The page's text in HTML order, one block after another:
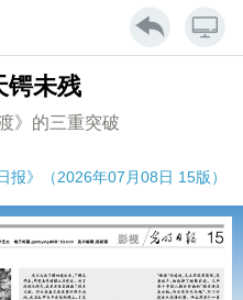
锷未残
》的三重突破
报》（2026年07月08日 15版）